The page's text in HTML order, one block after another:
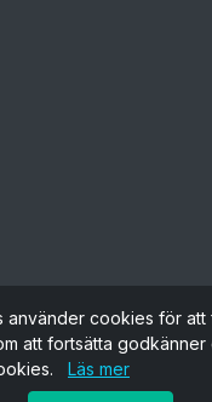
Alla rättigheter
använder cookies för att
att fortsätta godkänner
Läs mer